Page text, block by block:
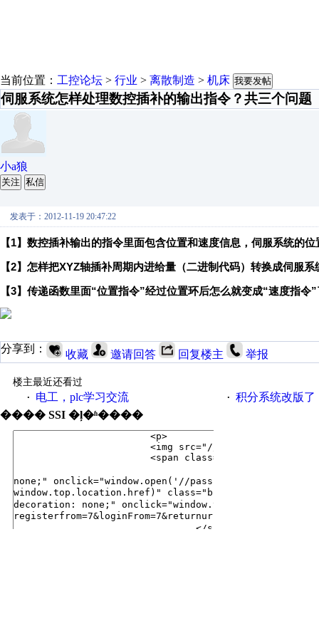
当前位置： 工控论坛 > 行业 > 离散制造 > 机床 我要发帖
伺服系统怎样处理数控插补的输出指令？共三个问题
小a狼
关注 私信
发表于：2012-11-19 20:47:22
【1】数控插补输出的指令里面包含位置和速度信息，伺服系统的
【2】怎样把XYZ轴插补周期内进给量（二进制代码）转换成伺服
【3】传递函数里面“位置指令”经过位置环后怎么就变成“速度指令
分享到： 收藏 邀请回答 回复楼主 举报
楼主最近还看过
·
电工，plc学习交流 · 积分系统改版了，重说
���� SSI �ļ�ʱ����